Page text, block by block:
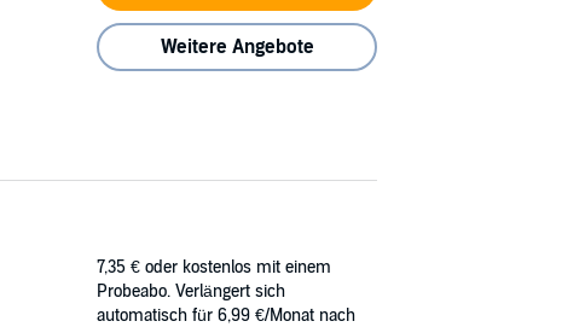
Weitere Angebote
7,35 € oder kostenlos mit einem
Probeabo. Verlängert sich
automatisch für 6,99 €/Monat nach